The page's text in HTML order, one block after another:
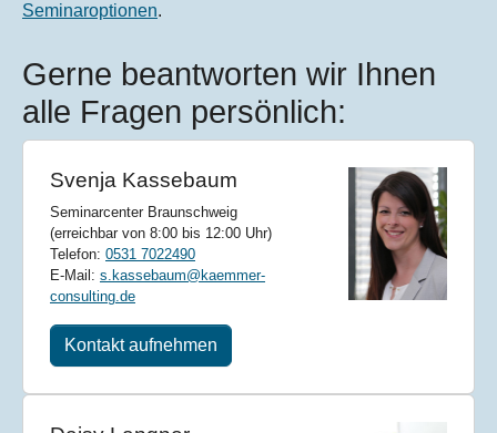
Seminaroptionen.
Gerne beantworten wir Ihnen
alle Fragen persönlich:
Svenja Kassebaum
Seminarcenter Braunschweig
(erreichbar von 8:00 bis 12:00 Uhr)
Telefon: 0531 7022490
E-Mail: s.kassebaum@kaemmer-
consulting.de
Kontakt aufnehmen